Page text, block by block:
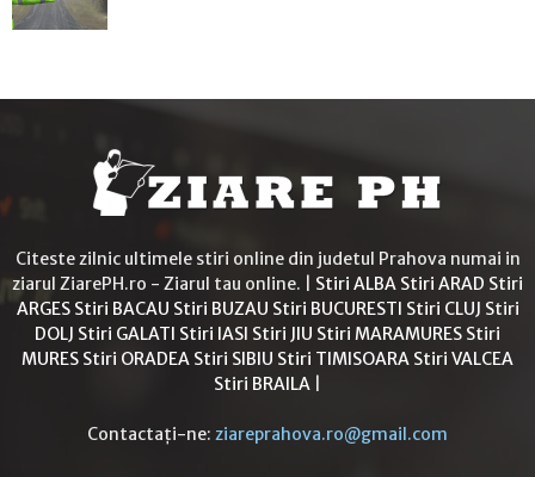
Citeste zilnic ultimele stiri online din judetul Prahova numai in
ziarul ZiarePH.ro - Ziarul tau online. | Stiri ALBA Stiri ARAD Stiri
ARGES Stiri BACAU Stiri BUZAU Stiri BUCURESTI Stiri CLUJ Stiri
DOLJ Stiri GALATI Stiri IASI Stiri JIU Stiri MARAMURES Stiri
MURES Stiri ORADEA Stiri SIBIU Stiri TIMISOARA Stiri VALCEA
Stiri BRAILA
Contactați-ne: ziareprahova.ro@gmail.com